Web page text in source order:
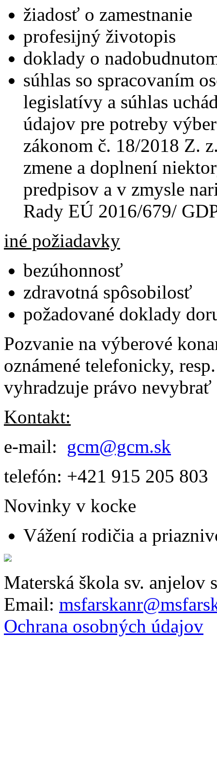
žiadosť o zamestnanie
profesijný životopis
doklady o
súhlas so spracovaním
legislatívy a súhlas
údajov pre potreby
zákonom č. 18/2018 Z.
zmene a doplnení
predpisov a v zmysle
Rady EÚ 2016/679/
iné požiadavky
bezúhonnosť
zdravotná spôsobilosť
požadované doklady
Pozvanie na výberové
oznámené telefonicky,
vyhradzuje právo nevybrať
Kontakt:
e-mail: gcm@gcm.sk
telefón: +421 915 205 803
Novinky v kocke
Vážení rodičia a
Materská škola sv. anjelov
Email:
Ochrana osobných údajov